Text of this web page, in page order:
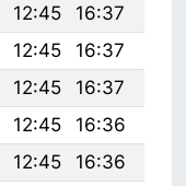
12:45 16:37
12:45 16:37
12:45 16:37
12:45 16:36
12:45 16:36